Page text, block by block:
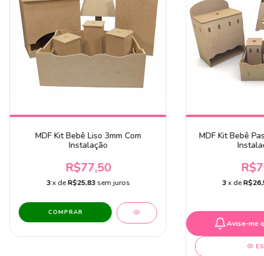
MDF Kit Bebê Liso 3mm Com
Instalação
R$77,50
3x deR$25,83 sem juros
MDF Kit Bebê
3x de
Avise-me